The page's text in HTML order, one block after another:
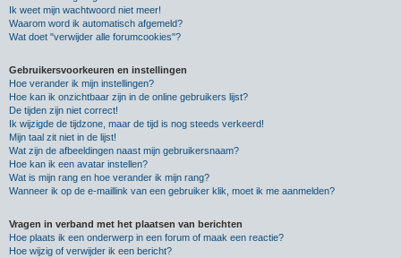
Ik weet mijn wachtwoord niet meer!
Waarom word ik automatisch afgemeld?
Wat doet "verwijder alle forumcookies"?
Gebruikersvoorkeuren en instellingen
Hoe verander ik mijn instellingen?
Hoe kan ik onzichtbaar zijn in de online gebruikers lijst?
De tijden zijn niet correct!
Ik wijzigde de tijdzone, maar de tijd is nog steeds verkeerd!
Mijn taal zit niet in de lijst!
Wat zijn de afbeeldingen naast mijn gebruikersnaam?
Hoe kan ik een avatar instellen?
Wat is mijn rang en hoe verander ik mijn rang?
Wanneer ik op de e-maillink van een gebruiker klik, moet ik me aanmelden?
Vragen in verband met het plaatsen van berichten
Hoe plaats ik een onderwerp in een forum of maak een reactie?
Hoe wijzig of verwijder ik een bericht?